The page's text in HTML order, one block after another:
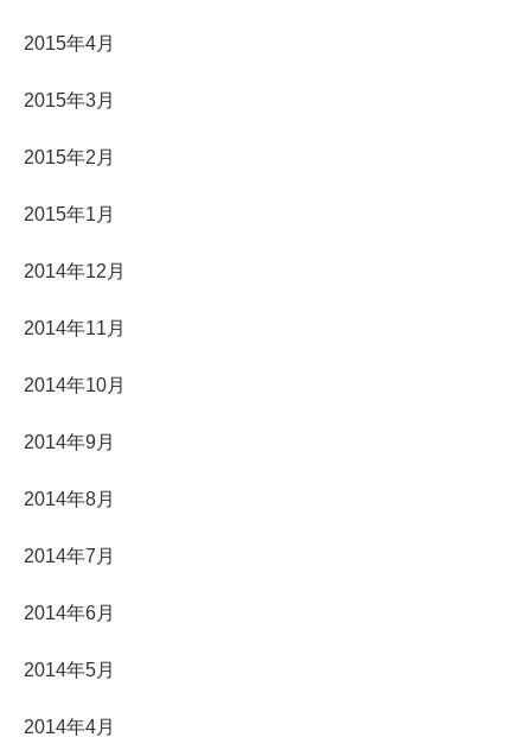
2015年4月
2015年3月
2015年2月
2015年1月
2014年12月
2014年11月
2014年10月
2014年9月
2014年8月
2014年7月
2014年6月
2014年5月
2014年4月